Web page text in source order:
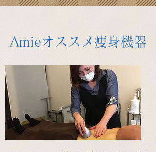
Amieオススメ痩身機器